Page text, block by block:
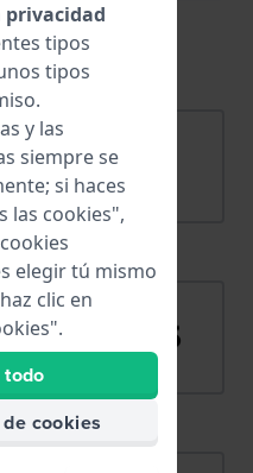
Joalia
Ligure
Lorus
privacidad
tipos
tipos
y las
siempre se
si haces
las cookies",
elegir tú mismo
clic en
cookies